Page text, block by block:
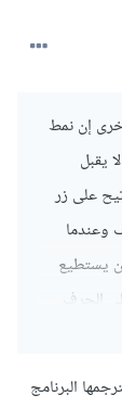
إن نمط
يقبل
على زر
وعندما
يستطيع
الحرف
ما
البرنامج